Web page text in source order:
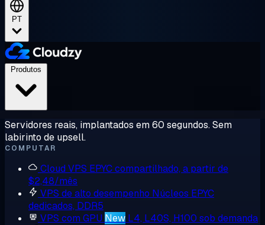
PT
Servidores reais, implantados em 60 segundos. Sem
labirinto de upsell.
COMPUTAR
Cloud VPS EPYC compartilhado, a partir de
$2,48/mês
VPS de alto desempenho Núcleos EPYC
dedicados, DDR5
VPS com GPU New L4, L40S, H100 sob demanda